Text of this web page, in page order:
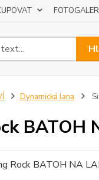
Dynamická lana
BATOH